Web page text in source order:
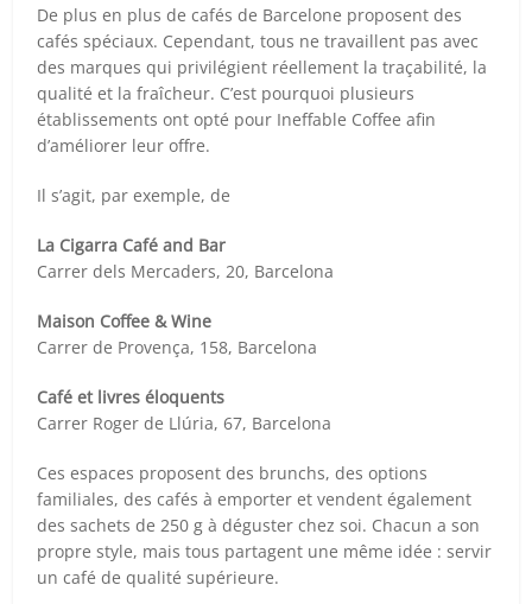
De plus en plus de cafés de Barcelone proposent des
cafés spéciaux. Cependant, tous ne travaillent pas avec
des marques qui privilégient réellement la traçabilité, la
qualité et la fraîcheur. C’est pourquoi plusieurs
établissements ont opté pour Ineffable Coffee afin
d’améliorer leur offre.
Il s’agit, par exemple, de
La Cigarra Café and Bar
Carrer dels Mercaders, 20, Barcelona
Maison Coffee & Wine
Carrer de Provença, 158, Barcelona
Café et livres éloquents
Carrer Roger de Llúria, 67, Barcelona
Ces espaces proposent des brunchs, des options
familiales, des cafés à emporter et vendent également
des sachets de 250 g à déguster chez soi. Chacun a son
propre style, mais tous partagent une même idée : servir
un café de qualité supérieure.